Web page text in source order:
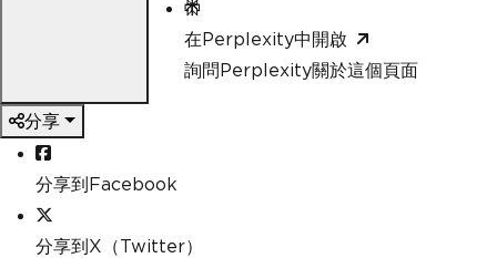
在Perplexity中開啟
詢問Perplexity關於這個頁面
分享
分享到Facebook
分享到X（Twitter）